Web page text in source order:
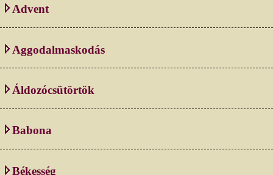
Pályázatok
Időrendben
Advent
Aggodalmaskodás
Áldozócsütörtök
Babona
Békesség